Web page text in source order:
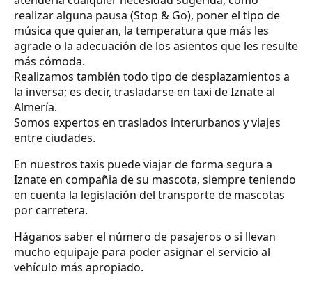
realizar alguna pausa (Stop & Go), poner el tipo de
música que quieran, la temperatura que más les
agrade o la adecuación de los asientos que les resulte
más cómoda.
Realizamos también todo tipo de desplazamientos a
la inversa; es decir, trasladarse en taxi de Iznate al
Almería.
Somos expertos en traslados interurbanos y viajes
entre ciudades.
En nuestros taxis puede viajar de forma segura a
Iznate en compañia de su mascota, siempre teniendo
en cuenta la legislación del transporte de mascotas
por carretera.
Háganos saber el número de pasajeros o si llevan
mucho equipaje para poder asignar el servicio al
vehículo más apropiado.